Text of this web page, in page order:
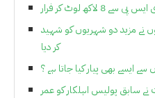
8 لاکھ لوٹ کر فرار
نے مزید دو شہریوں کو شہید
کر دیا
ایسے بھی پیار کیا جاتا ہے ؟
سابق پولیس اہلکار کو عمر